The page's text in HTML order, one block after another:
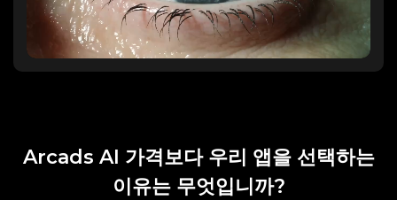
Arcads AI 가격보다 우리 앱을 선택하는
이유는 무엇입니까?